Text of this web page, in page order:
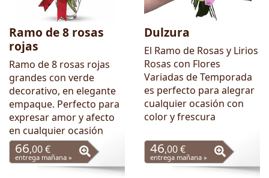
Ramo de 8 rosas
rojas
Ramo de 8 rosas rojas
grandes con verde
decorativo, en elegante
empaque. Perfecto para
expresar amor y afecto
en cualquier ocasión
66,00 €
entrega mañana »
Dulzura
El Ramo de Rosas y Lirios
Rosas con Flores
Variadas de Temporada
es perfecto para alegrar
cualquier ocasión con
color y frescura
46,00 €
entrega mañana »